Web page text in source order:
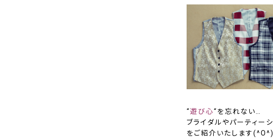
“遊び心“を忘れない…
ブライダルやパーティー
をご紹介いたします